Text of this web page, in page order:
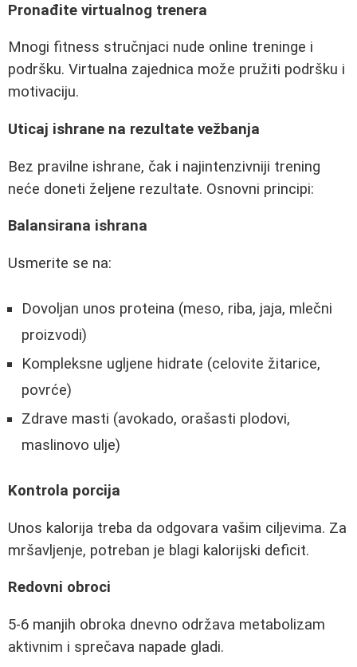
Pronađite virtualnog trenera
Mnogi fitness stručnjaci nude online treninge i
podršku. Virtualna zajednica može pružiti podršku i
motivaciju.
Uticaj ishrane na rezultate vežbanja
Bez pravilne ishrane, čak i najintenzivniji trening
neće doneti željene rezultate. Osnovni principi:
Balansirana ishrana
Usmerite se na:
Dovoljan unos proteina (meso, riba, jaja, mlečni
proizvodi)
Kompleksne ugljene hidrate (celovite žitarice,
povrće)
Zdrave masti (avokado, orašasti plodovi,
maslinovo ulje)
Kontrola porcija
Unos kalorija treba da odgovara vašim ciljevima. Za
mršavljenje, potreban je blagi kalorijski deficit.
Redovni obroci
5-6 manjih obroka dnevno održava metabolizam
aktivnim i sprečava napade gladi.